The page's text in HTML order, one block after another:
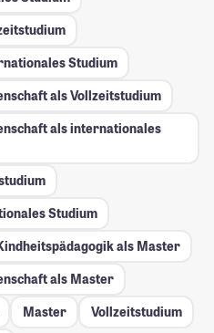
Studium
als Vollzeitstudium
als internationales
Studium
als Master
als Master
Master
Vollzeitstudium